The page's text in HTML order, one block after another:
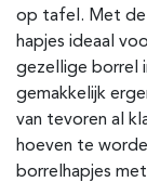
op tafel. Met de
hapjes ideaal
gezellige borrel
gemakkelijk
van tevoren al
hoeven te
borrelhapjes